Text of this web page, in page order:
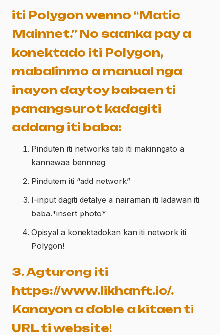
iti Polygon wenno “Matic
Mainnet.” No saanka pay a
konektado iti Polygon,
mabalinmo a manual nga
inayon daytoy babaen ti
panangsurot kadagiti
addang iti baba:
Pinduten iti networks tab iti makinngato a
kannawaa bennneg
Pindutem iti “add network”
I-input dagiti detalye a nairaman iti ladawan iti
baba.*insert photo*
Opisyal a konektadokan kan iti network iti
Polygon!
3. Agturong iti
https://www.likhanft.io/.
Kanayon a doble a kitaen ti
URL ti website!